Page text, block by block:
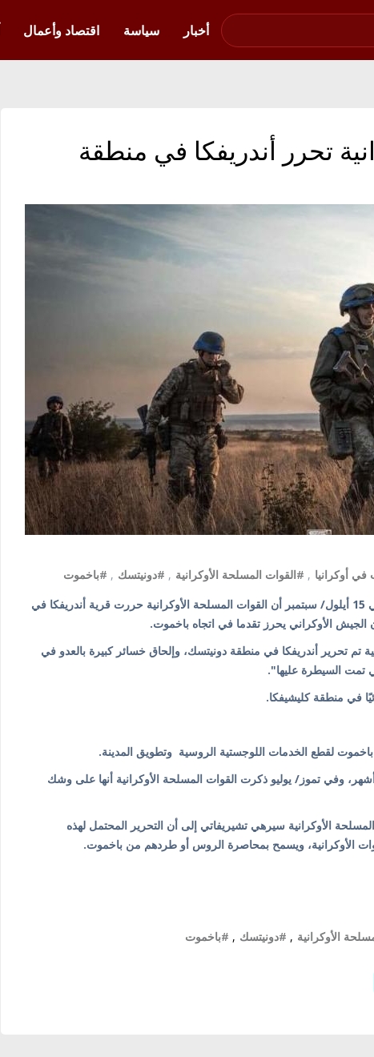
أخبار
سياسة اقتصاد وأعمال
تحرر أندريفكا في منطقة
أوكرانيا , #القوات المسلحة الأوكرانية , #دونيتسك , #باخموت
كييف/ أوكرانيا بالعربية/ أعلنت هيئة الأركان العامة في 15 أيلول/ سبتمبر أن القوات المسلحة الأوكرانية حررت قرية أندريفكا في
الأوكراني يحرز تقدما في اتجاه باخموت.
تم تحرير أندريفكا في منطقة دونيتسك، وإلحاق خسائر كبيرة بالعدو في
تمت السيطرة عليها".
في منطقة كليشيفكا.
لقطع الخدمات اللوجستية الروسية وتطويق المدينة.
وفي تموز/ يوليو ذكرت القوات المسلحة الأوكرانية أنها على وشك
المسلحة الأوكرانية سيرهي تشيريفاتي إلى أن التحرير المحتمل لهذه
الأوكرانية، ويسمح بمحاصرة الروس أو طردهم من باخموت.
الأوكرانية , #دونيتسك , #باخموت